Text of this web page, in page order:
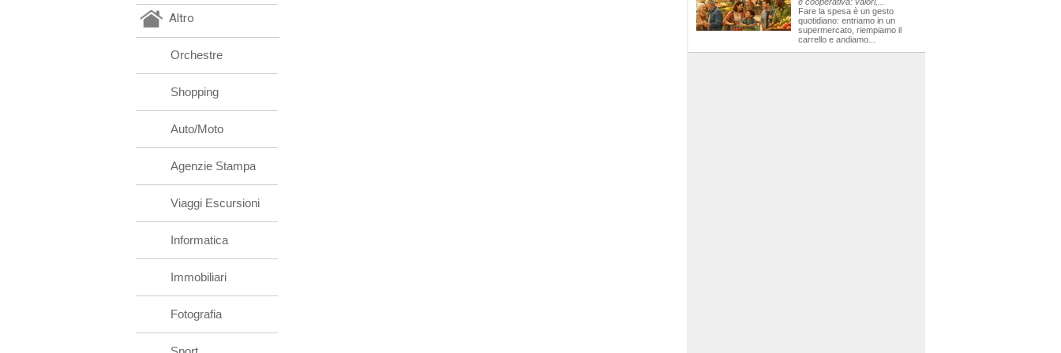
Altro
Orchestre
Shopping
Auto/Moto
Agenzie Stampa
Viaggi Escursioni
Informatica
Immobiliari
Fotografia
Fare la spesa è un gesto
quotidiano: entriamo in un
supermercato, riempiamo il
carrello e andiamo...